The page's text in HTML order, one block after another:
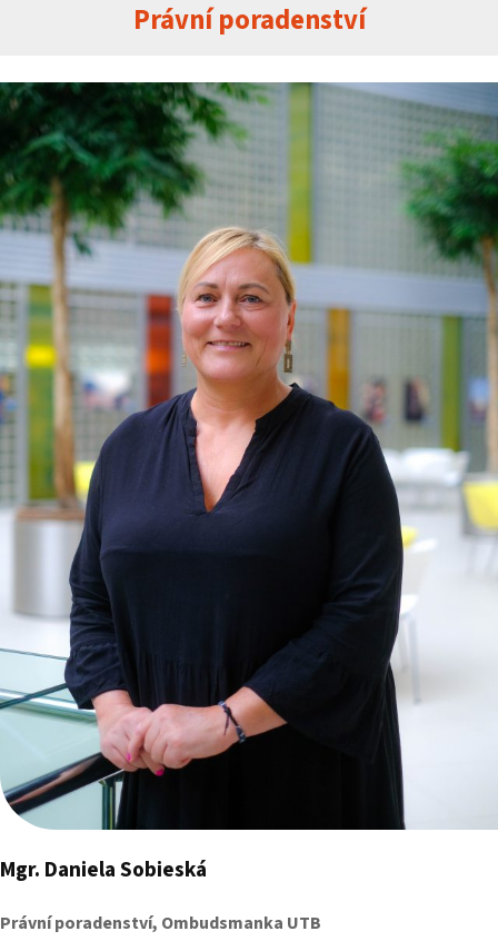
Právní poradenství
Mgr. Daniela Sobieská
Právní poradenství, Ombudsmanka UTB